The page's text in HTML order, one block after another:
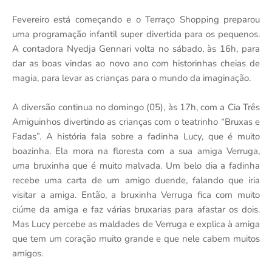
Fevereiro está começando e o Terraço Shopping preparou
uma programação infantil super divertida para os pequenos.
A contadora Nyedja Gennari volta no sábado, às 16h, para
dar as boas vindas ao novo ano com historinhas cheias de
magia, para levar as crianças para o mundo da imaginação.
A diversão continua no domingo (05), às 17h, com a Cia Três
Amiguinhos divertindo as crianças com o teatrinho “Bruxas e
Fadas”. A história fala sobre a fadinha Lucy, que é muito
boazinha. Ela mora na floresta com a sua amiga Verruga,
uma bruxinha que é muito malvada. Um belo dia a fadinha
recebe uma carta de um amigo duende, falando que iria
visitar a amiga. Então, a bruxinha Verruga fica com muito
ciúme da amiga e faz várias bruxarias para afastar os dois.
Mas Lucy percebe as maldades de Verruga e explica à amiga
que tem um coração muito grande e que nele cabem muitos
amigos.